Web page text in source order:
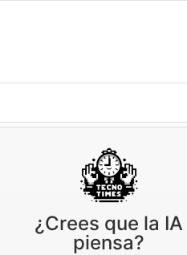
¿Crees que la IA
piensa?